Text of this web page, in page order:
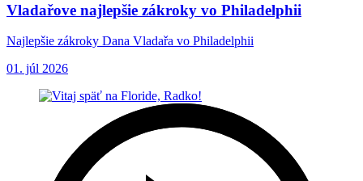
Vladařove najlepšie zákroky vo Philadelphii
Najlepšie zákroky Dana Vladařa vo Philadelphii
01. júl 2026